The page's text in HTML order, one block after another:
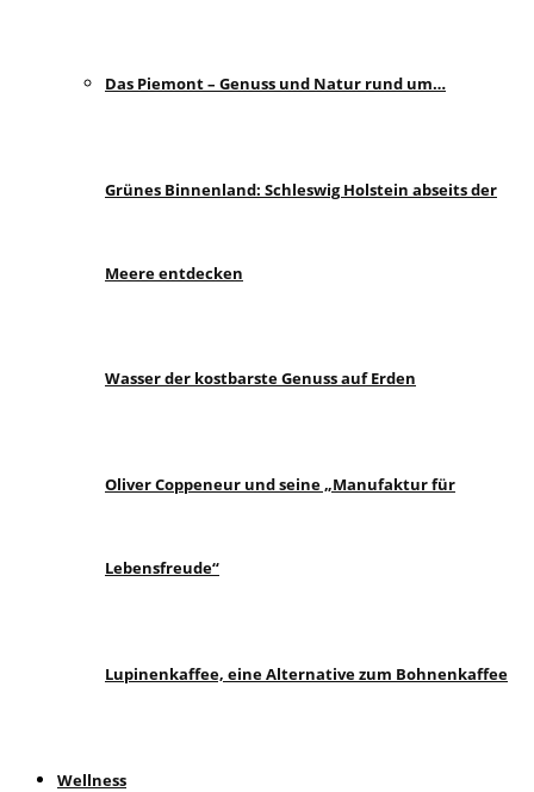
Das Piemont – Genuss und Natur rund um…
Grünes Binnenland: Schleswig Holstein abseits der
Meere entdecken
Wasser der kostbarste Genuss auf Erden
Oliver Coppeneur und seine „Manufaktur für
Lebensfreude“
Lupinenkaffee, eine Alternative zum Bohnenkaffee
Wellness